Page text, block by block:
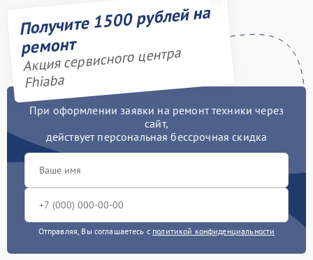
Получите 1500 рублей на
ремонт
Акция сервисного центра
Fhiaba
При оформлении заявки на ремонт техники через
сайт,
действует персональная бессрочная скидка
Отправляя, Вы соглашаетесь с политикой конфиденциальности